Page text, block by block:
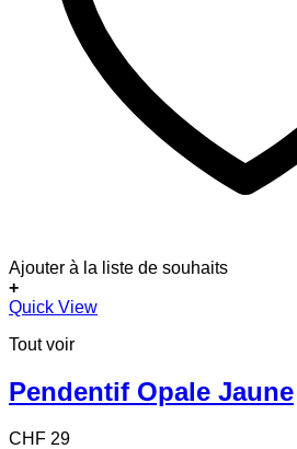
Ajouter à la liste de souhaits
+
Quick View
Tout voir
Pendentif Opale Jaune
CHF 29